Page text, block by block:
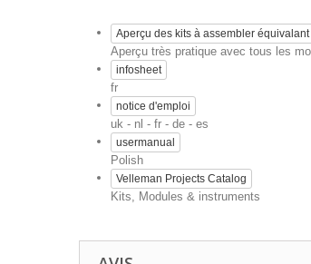
Aperçu des kits à assembler
Aperçu très pratique avec tous les
infosheet
fr
notice d'emploi
uk - nl - fr - de - es
usermanual
Polish
Velleman Projects Catalog
Kits, Modules & instruments